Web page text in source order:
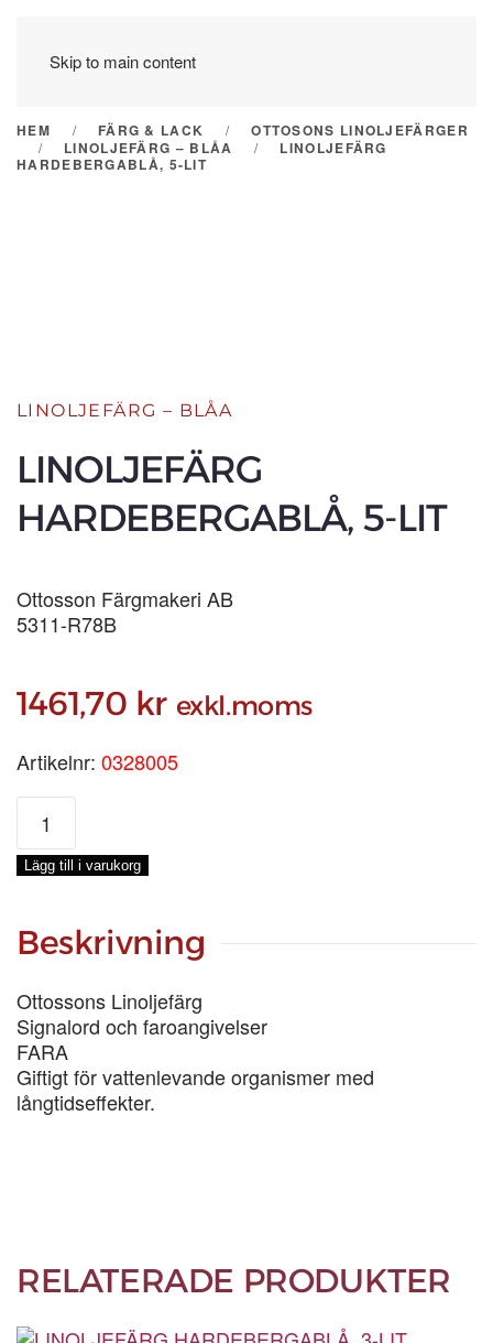
Skip to main content
HEM FÄRG & LACK
OTTOSONS LINOLJEFÄRGER
LINOLJEFÄRG – BLÅA
LINOLJEFÄRG
HARDEBERGABLÅ, 5-LIT
LINOLJEFÄRG – BLÅA
LINOLJEFÄRG
HARDEBERGABLÅ, 5-LIT
Ottosson Färgmakeri AB
5311-R78B
1461,70 kr exkl.moms
Artikelnr: 0328005
LINOLJEFÄRG
HARDEBERGABLÅ,
5-
LIT
Lägg till i varukorg
Beskrivning
Ottossons Linoljefärg
Signalord och faroangivelser
FARA
Giftigt för vattenlevande organismer med
långtidseffekter.
RELATERADE PRODUKTER